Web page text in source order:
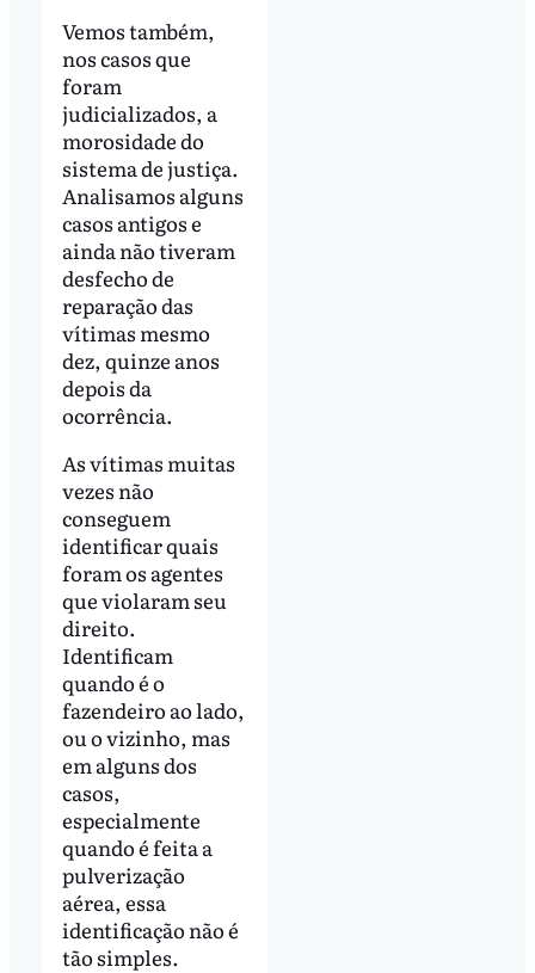
Vemos também,
nos casos que
foram
judicializados, a
morosidade do
sistema de justiça.
Analisamos alguns
casos antigos e
ainda não tiveram
desfecho de
reparação das
vítimas mesmo
dez, quinze anos
depois da
ocorrência.
As vítimas muitas
vezes não
conseguem
identificar quais
foram os agentes
que violaram seu
direito.
Identificam
quando é o
fazendeiro ao lado,
ou o vizinho, mas
em alguns dos
casos,
especialmente
quando é feita a
pulverização
aérea, essa
identificação não é
tão simples.